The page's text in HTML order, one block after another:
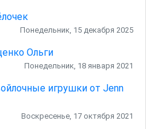
Понедельник, 15 декабря 2025
Ольги
Понедельник, 18 января 2021
игрушки от Jenn
Воскресенье, 17 октября 2021